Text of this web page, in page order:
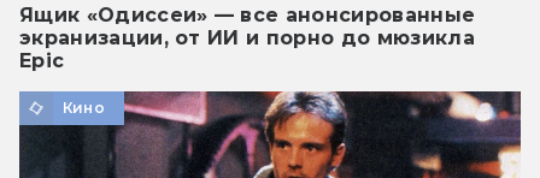
Ящик «Одиссеи» — все анонсированные
экранизации, от ИИ и порно до мюзикла
Epic
Кино